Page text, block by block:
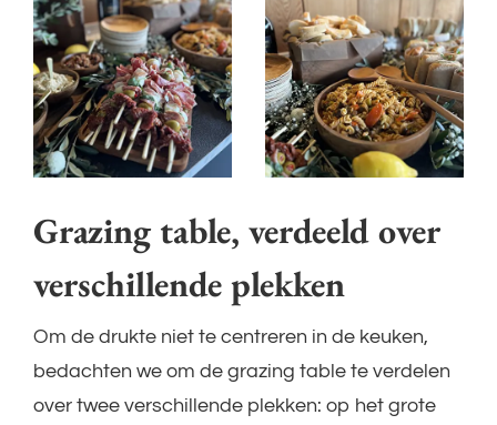
Grazing table, verdeeld over
verschillende plekken
Om de drukte niet te centreren in de keuken,
bedachten we om de grazing table te verdelen
over twee verschillende plekken: op het grote